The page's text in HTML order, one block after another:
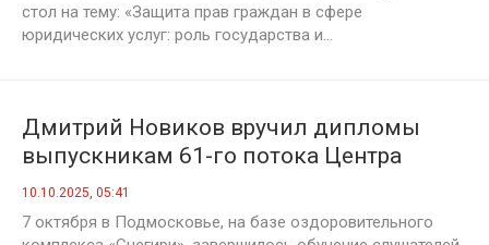
стол на тему: «Защита прав граждан в сфере
юридических услуг: роль государства и...
Дмитрий Новиков вручил дипломы
выпускникам 61-го потока Центра
политической учёбы ЦК КПРФ
10.10.2025, 05:41
7 октября в Подмосковье, на базе оздоровительного